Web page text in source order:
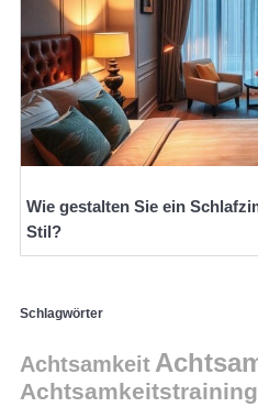
Wie gestalten Sie ein
Stil?
Schlagwörter
Achtsamkeit
Achtsamkeitstraining